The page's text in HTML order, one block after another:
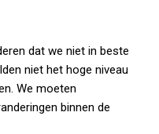
dat we niet in beste
niet het hoge niveau
We moeten
binnen de